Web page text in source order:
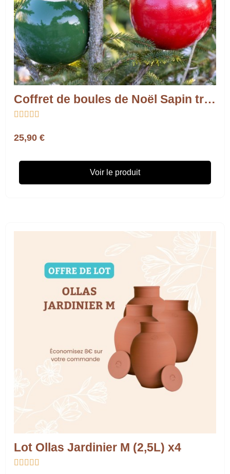
Coffret de boules de Noël Sapin traditionnel – Fabrication française
    
25,90 €
Voir le produit
Lot Ollas Jardinier M (2,5L) x4
    